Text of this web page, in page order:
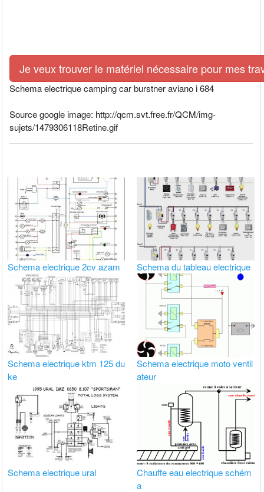
Je veux trouver le matériel nécessaire pour mes
Schema electrique camping car burstner aviano i 684
Source google image: http://qcm.svt.free.fr/QCM/img-
sujets/1479306118Retine.gif
Schema electrique 2cv azam Schema du tableau electrique
Schema electrique ktm 125 du
ke
Schema electrique moto ventil
ateur
Schema electrique ural
Chauffe eau electrique schém
a